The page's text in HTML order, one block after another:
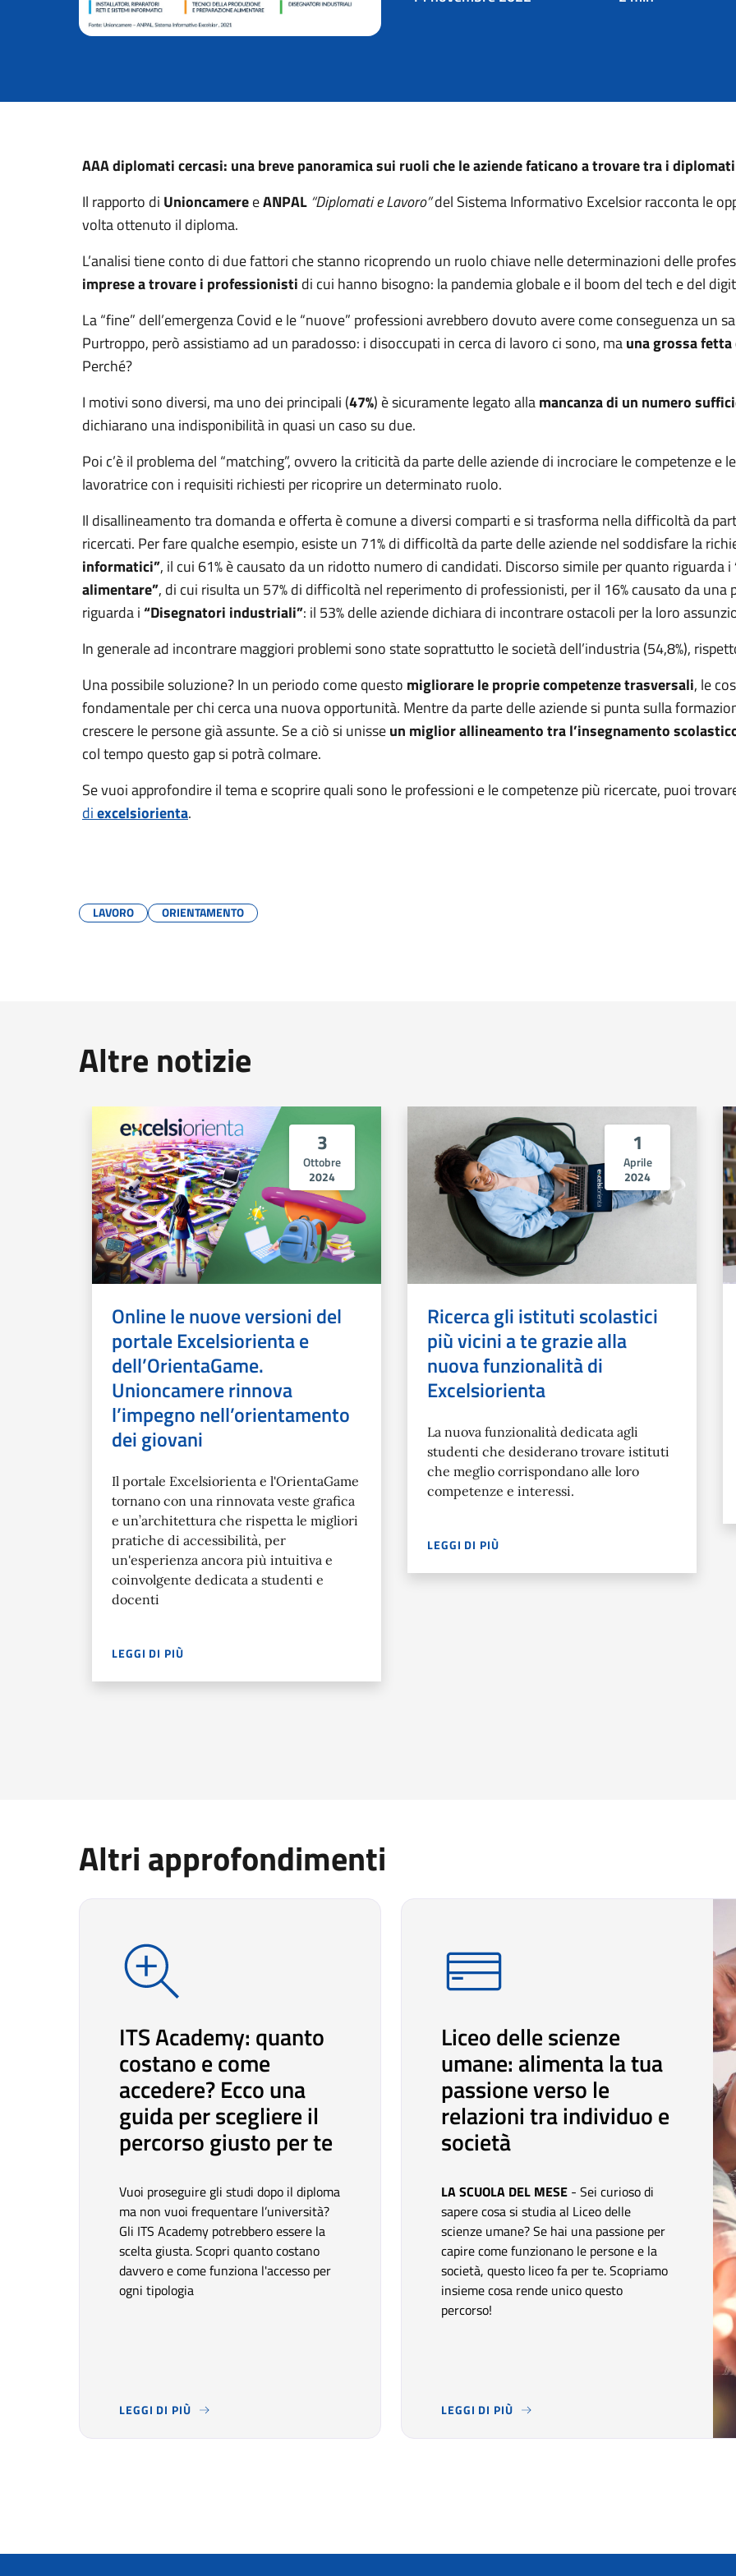
AAA diplomati cercasi: una breve panoramica sui ruoli che le aziende faticano a trovare tra i
Il rapporto di UnioncamereeANPAL “Diplomati e Lavoro”del Sistema Informativo Excelsior racconta le
volta ottenuto il diploma.
L’analisi tiene conto di due fattori che stanno ricoprendo un ruolo chiave nelle determinazioni delle
imprese a trovare i professionisti di cui hanno bisogno: la pandemia globale e il boom del tech e del
La “fine” dell’emergenza Covid e le “nuove” professioni avrebbero dovuto avere come conseguenza un
Purtroppo, però assistiamo ad un paradosso: i disoccupati in cerca di lavoro ci sono, mauna grossa
Perché?
I motivi sono diversi, ma uno dei principali (47%) è sicuramente legato allamancanza di un numero
dichiarano una indisponibilità in quasi un caso su due.
Poi c’è il problema del “matching”, ovvero la criticità da parte delle aziende di incrociare le competenze
lavoratrice con i requisiti richiesti per ricoprire un determinato ruolo.
Il disallineamento tra domanda e offerta è comune a diversi comparti e si trasforma nella difficoltà da
ricercati. Per fare qualche esempio, esiste un 71% di difficoltà da parte delle aziende nel soddisfare la
informatici”, il cui 61% è causato da un ridotto numero di candidati. Discorso simile per quanto riguarda i
alimentare”, di cui risulta un 57% di difficoltà nel reperimento di professionisti, per il 16% causato da
riguarda i“Disegnatori industriali”: il 53% delle aziende dichiara di incontrare ostacoli per la loro
In generale ad incontrare maggiori problemi sono state soprattutto le società dell’industria (54,8%),
Una possibile soluzione? In un periodo come questo migliorare le proprie competenze trasversali, le
fondamentale per chi cerca una nuova opportunità. Mentre da parte delle aziende si puntasulla
crescere le persone già assunte. Se a ciò si unisseun miglior allineamento tra l’insegnamento
col tempo questo gap si potrà colmare.
Se vuoi approfondire il tema e scoprire quali sono le professioni e le competenze più ricercate, puoi
diexcelsiorienta.
LAVORO ORIENTAMENTO
Altre notizie
3
Ottobre
2024
Online le nuove versioni del
portale Excelsiorienta e
dell’OrientaGame.
Unioncamere rinnova
l’impegno nell’orientamento
dei giovani
Il portale Excelsiorienta e l'OrientaGame
tornano con una rinnovata veste grafica
e un’architettura che rispetta le migliori
pratiche di accessibilità, per
un'esperienza ancora più intuitiva e
coinvolgente dedicata a studenti e
docenti
LEGGI DI PIÙ
IL PORTALE EXCELSIORIENTA E L'ORIENTAGAME TORNANO CON UNA RINNOVATA VESTE GRAFICA E
1
Aprile
2024
Ricerca gli istituti scolastici
più vicini a te grazie alla
nuova funzionalità di
Excelsiorienta
La nuova funzionalità dedicata agli
studenti che desiderano trovare istituti
che meglio corrispondano alle loro
competenze e interessi.
LEGGI DI PIÙ
LA NUOVA FUNZIONALITÀ DEDICATA AGLI STUDENTI
Altri approfondimenti
ITS Academy: quanto
costano e come
accedere? Ecco una
guida per scegliere il
percorso giusto per te
Vuoi proseguire gli studi dopo il diploma
ma non vuoi frequentare l’università?
Gli ITS Academy potrebbero essere la
scelta giusta. Scopri quanto costano
davvero e come funziona l'accesso per
ogni tipologia
LEGGI DI PIÙ
VUOI PROSEGUIRE GLI STUDI DOPO IL DIPLOMA MA NON VUOI FREQUENTARE L’UNIVERSITÀ? GLI ITS
Liceo delle scienze
umane: alimenta la tua
passione verso le
relazioni tra individuo e
società
LA SCUOLA DEL MESE - Sei curioso di
sapere cosa si studia al Liceo delle
scienze umane? Se hai una passione per
capire come funzionano le persone e la
società, questo liceo fa per te. Scopriamo
insieme cosa rende unico questo
percorso!
LEGGI DI PIÙ
LA SCUOLA DEL MESE - SEI CURIOSO DI SAPERE